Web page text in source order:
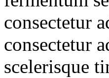
consectetur
consectetur
scelerisque